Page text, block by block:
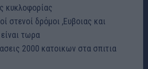
κυκλοφορίας
στενοί δρόμοι ,Ευβοιας και
τωρα
2000 κατοικων στα σπιτια